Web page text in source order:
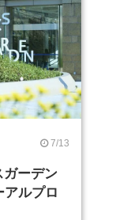
7/13
ガーデン
アルプロ